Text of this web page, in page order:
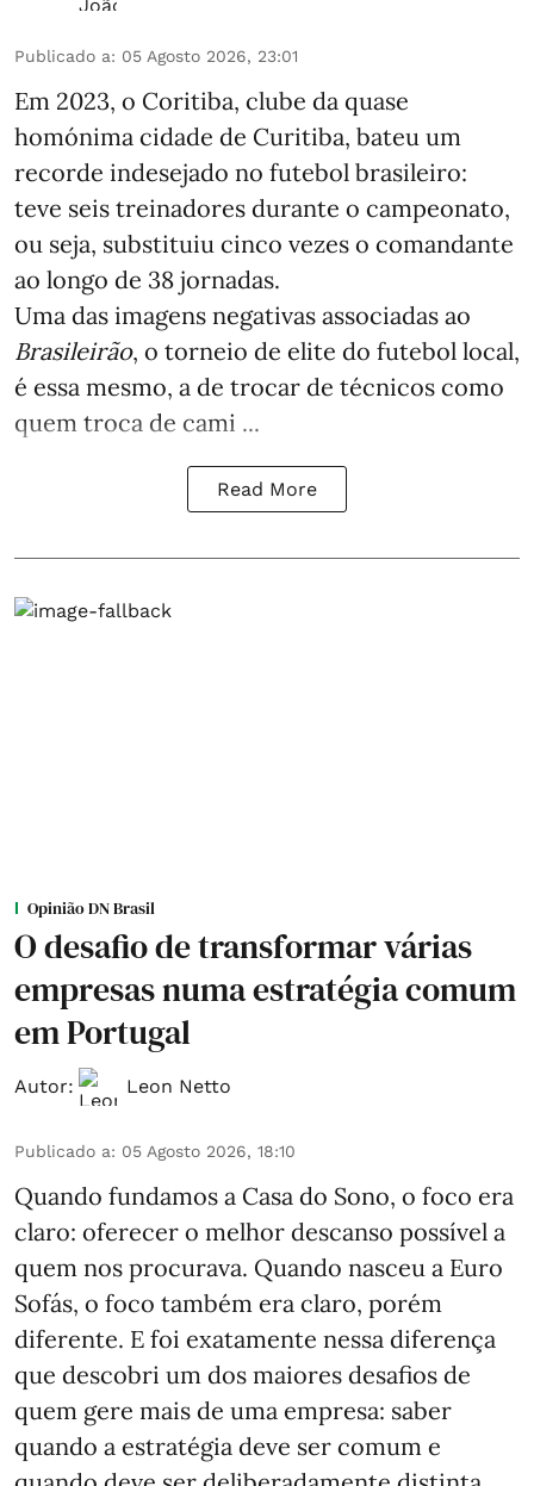
Publicado a: 05 Agosto 2026, 23:01
Em 2023, o Coritiba, clube da quase
homónima cidade de Curitiba, bateu um
recorde indesejado no futebol brasileiro:
teve seis treinadores durante o campeonato,
ou seja, substituiu cinco vezes o comandante
ao longo de 38 jornadas.
Uma das imagens negativas associadas ao
Brasileirão, o torneio de elite do futebol local,
é essa mesmo, a de trocar de técnicos como
quem troca de cami ...
Read More
Opinião DN Brasil
O desafio de transformar várias
empresas numa estratégia comum
em Portugal
Autor: Leon Netto
Publicado a: 05 Agosto 2026, 18:10
Quando fundamos a Casa do Sono, o foco era
claro: oferecer o melhor descanso possível a
quem nos procurava. Quando nasceu a Euro
Sofás, o foco também era claro, porém
diferente. E foi exatamente nessa diferença
que descobri um dos maiores desafios de
quem gere mais de uma empresa: saber
quando a estratégia deve ser comum e